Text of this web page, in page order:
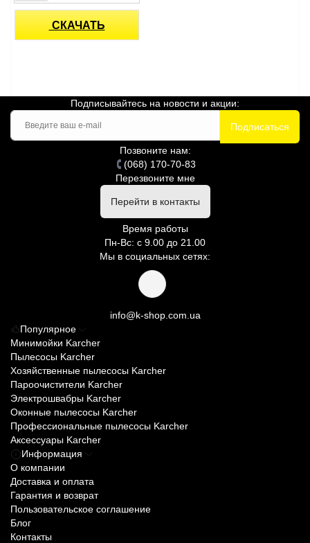
СКАЧАТЬ
Подписывайтесь на новости и акции:
Подписаться
Позвоните нам:
(068) 170-70-83
Перезвоните мне
Перейти в контакты
Время работы
Пн-Вс: с 9.00 до 21.00
Мы в социальных сетях:
info@k-shop.com.ua
Популярное
Минимойки Karcher
Пылесосы Karcher
Хозяйственные пылесосы Karcher
Пароочистители Karcher
Электрошвабры Karcher
Оконные пылесосы Karcher
Профессиональные пылесосы Karcher
Аксессуары Karcher
Информация
О компании
Доставка и оплата
Гарантия и возврат
Пользовательское соглашение
Блог
Контакты